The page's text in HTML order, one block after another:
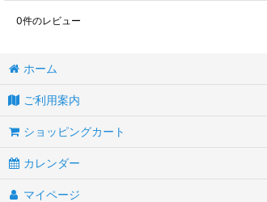
0件のレビュー
ホーム
ご利用案内
ショッピングカート
カレンダー
マイページ